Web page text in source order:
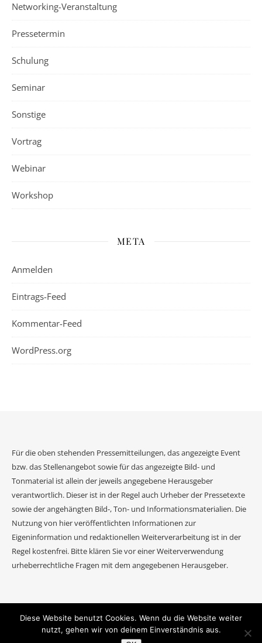
Networking-Veranstaltung
Pressetermin
Schulung
Seminar
Sonstige
Vortrag
Webinar
Workshop
META
Anmelden
Eintrags-Feed
Kommentar-Feed
WordPress.org
Für die oben stehenden Pressemitteilungen, das angezeigte Event
bzw. das Stellenangebot sowie für das angezeigte Bild- und
Tonmaterial ist allein der jeweils angegebene Herausgeber
verantwortlich. Dieser ist in der Regel auch Urheber der Pressetexte
sowie der angehängten Bild-, Ton- und Informationsmaterialien. Die
Nutzung von hier veröffentlichten Informationen zur
Eigeninformation und redaktionellen Weiterverarbeitung ist in der
Regel kostenfrei. Bitte klären Sie vor einer Weiterverwendung
urheberrechtliche Fragen mit dem angegebenen Herausgeber.
2026 Event Journal ©.
Diese Website benutzt Cookies. Wenn du die Website weiter
nutzt, gehen wir von deinem Einverständnis aus.